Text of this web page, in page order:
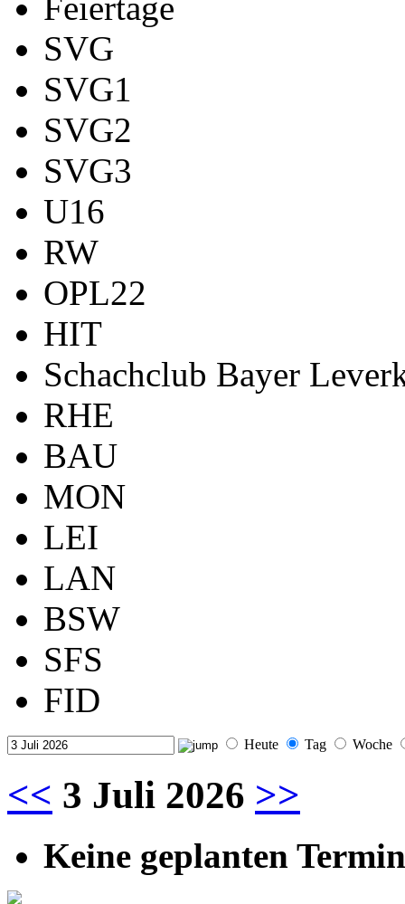
Feiertage
SVG
SVG1
SVG2
SVG3
U16
RW
OPL22
HIT
Schachclub Bayer
RHE
BAU
MON
LEI
LAN
BSW
SFS
FID
Heute Tag Woche
<< 3 Juli 2026 >>
Keine geplanten